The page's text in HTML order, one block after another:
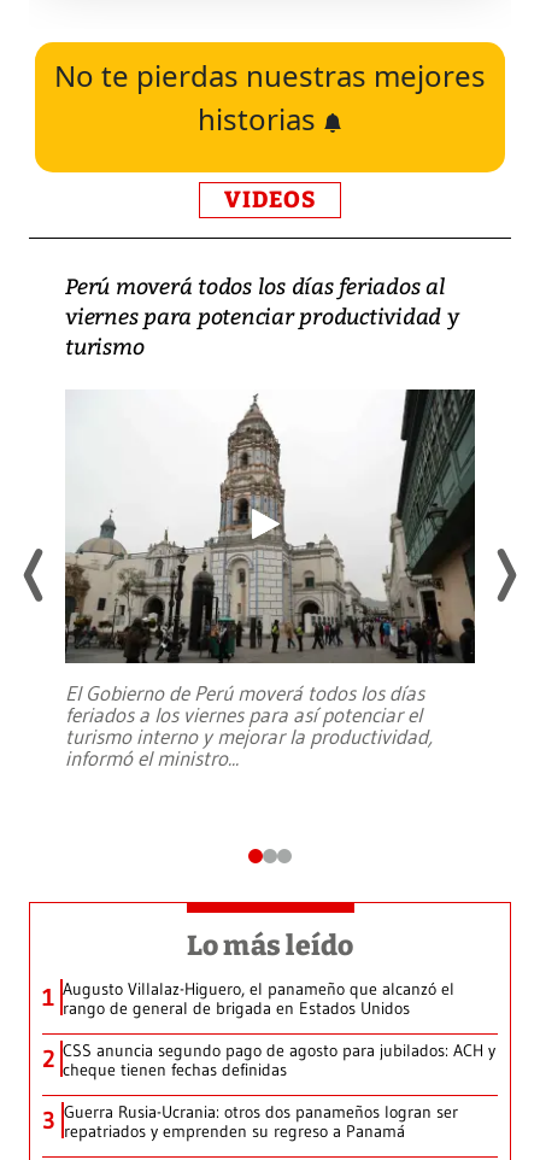
No te pierdas nuestras mejores
historias
VIDEOS
Perú moverá todos los días feriados al
viernes para potenciar productividad y
turismo
El Gobierno de Perú moverá todos los días
feriados a los viernes para así potenciar el
turismo interno y mejorar la productividad,
informó el ministro...
Lo más leído
1 Augusto Villalaz-Higuero, el panameño que alcanzó el
rango de general de brigada en Estados Unidos
2 CSS anuncia segundo pago de agosto para jubilados: ACH y
cheque tienen fechas definidas
3 Guerra Rusia-Ucrania: otros dos panameños logran ser
repatriados y emprenden su regreso a Panamá